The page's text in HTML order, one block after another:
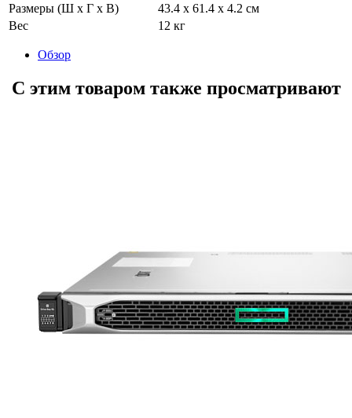
Размеры (Ш x Г x В)
43.4 x 61.4 x 4.2 см
Вес
12 кг
Обзор
С этим товаром также просматривают